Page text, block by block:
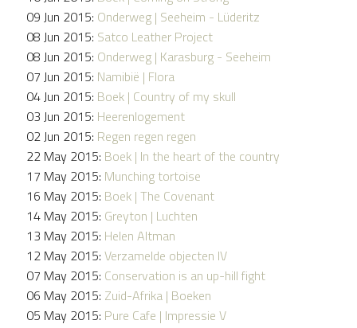
09 Jun 2015: Onderweg | Seeheim - Lüderitz
08 Jun 2015: Satco Leather Project
08 Jun 2015: Onderweg | Karasburg - Seeheim
07 Jun 2015: Namibië | Flora
04 Jun 2015: Boek | Country of my skull
03 Jun 2015: Heerenlogement
02 Jun 2015: Regen regen regen
22 May 2015: Boek | In the heart of the country
17 May 2015: Munching tortoise
16 May 2015: Boek | The Covenant
14 May 2015: Greyton | Luchten
13 May 2015: Helen Altman
12 May 2015: Verzamelde objecten IV
07 May 2015: Conservation is an up-hill fight
06 May 2015: Zuid-Afrika | Boeken
05 May 2015: Pure Cafe | Impressie V